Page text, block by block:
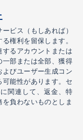
ビス（もしあれば）
権利を留保します。
るアカウントまたは
部または全部、獲得
びユーザー生成コン
能性があります。セ
関連して、返金、特
負わないものとしま